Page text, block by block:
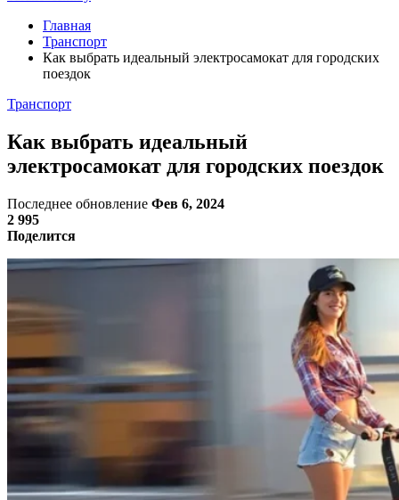
Главная
Транспорт
Как выбрать идеальный электросамокат для городских
поездок
Транспорт
Как выбрать идеальный
электросамокат для городских поездок
Последнее обновление Фев 6, 2024
2 995
Поделится